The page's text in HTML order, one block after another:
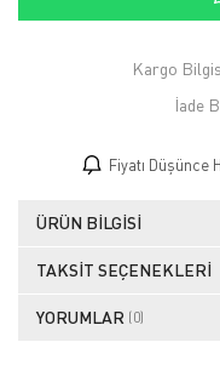
Kargo
İade
Fiyatı Düşünce
ÜRÜN BILGISI
TAKSIT SEÇENEKLERI
YORUMLAR (0)